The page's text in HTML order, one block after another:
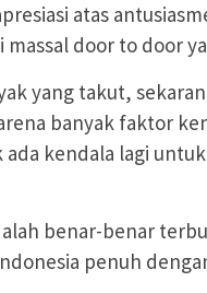
atas
massal door to door
yang takut,
banyak faktor
kendala lagi
benar-benar
penuh